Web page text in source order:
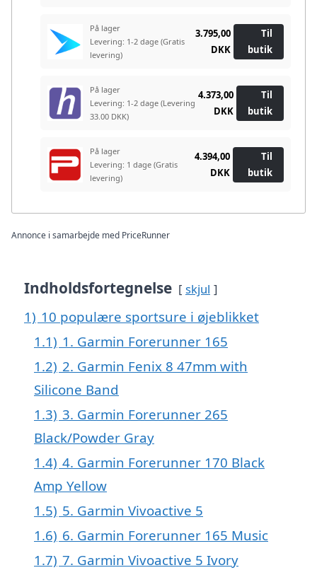
På lager
Levering: 1-2 dage (Gratis
levering)
3.795,00
DKK
Til
butik
På lager
Levering: 1-2 dage (Levering
33.00 DKK)
4.373,00
DKK
Til
butik
På lager
Levering: 1 dage (Gratis
levering)
4.394,00
DKK
Til
butik
Annonce i samarbejde med PriceRunner
Indholdsfortegnelse skjul
1) 10 populære sportsure i øjeblikket
1.1) 1. Garmin Forerunner 165
1.2) 2. Garmin Fenix 8 47mm with
Silicone Band
1.3) 3. Garmin Forerunner 265
Black/Powder Gray
1.4) 4. Garmin Forerunner 170 Black
Amp Yellow
1.5) 5. Garmin Vivoactive 5
1.6) 6. Garmin Forerunner 165 Music
1.7) 7. Garmin Vivoactive 5 Ivory